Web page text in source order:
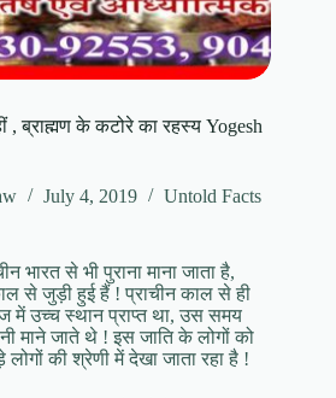
, ब्राह्मण के कटोरे का रहस्य Yogesh
July 4, 2019 Untold Facts
भारत से भी पुराना माना जाता है,
से जुड़ी हुई हैं ! प्राचीन काल से ही
में उच्च स्थान प्राप्त था, उस समय
माने जाते थे ! इस जाति के लोगों को
की श्रेणी में देखा जाता रहा है !